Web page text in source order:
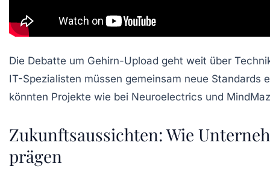
Die Debatte um Gehirn-Upload geht weit über
IT-Spezialisten müssen gemeinsam neue
könnten Projekte wie bei Neuroelectrics und
Zukunftsaussichten: Wie
prägen